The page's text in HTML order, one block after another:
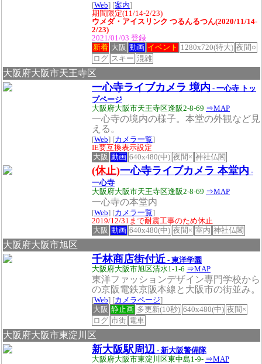
[Web] [案内]
期間限定(11/14-2/23)
ウメダ・アイスリンク つるんるつん(2020/11/14-
2/23)
2021/01/03 登録
新着 大阪 動画 イベント 1280x720(特大) 夜間○
ログ スキー 混雑
大阪府大阪市天王寺区
一心寺ライブカメラ 境内 - 一心寺 トッ
プページ
大阪府大阪市天王寺区逢阪2-8-69 ⇒MAP
一心寺の境内の様子。本堂の外観など見
える。
[Web] [カメラ一覧]
IE要互換表示設定
大阪 動画 640x480(中) 夜間× 神社仏閣
(休止)一心寺ライブカメラ 本堂内 -
一心寺
大阪府大阪市天王寺区逢阪2-8-69 ⇒MAP
一心寺の本堂内
[Web] [カメラ一覧]
2019/12/31まで耐震工事のため休止
大阪 動画 640x480(中) 夜間× 室内 神社仏閣
大阪府大阪市旭区
千林商店街付近- 東洋学園
大阪府大阪市旭区清水1-1-6 ⇒MAP
東洋ファッションデザイン専門学校から
の京阪電鉄京阪本線と大阪市の街並み。
[Web] [カメラページ]
大阪 静止画 多更新(10秒) 640x480(中) 夜間×
ログ 市街 電車
大阪府大阪市東淀川区
新大阪駅周辺- 新大阪警備隊
大阪府大阪市東淀川区東中島1-9- ⇒MAP